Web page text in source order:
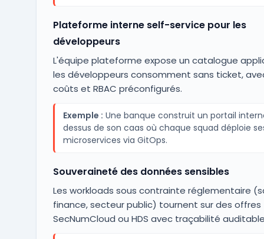
Plateforme interne self-service pour les
développeurs
L'équipe plateforme expose un catalogue
les développeurs consomment sans ticket,
coûts et RBAC préconfigurés.
Exemple : Une banque construit un portail
dessus de son caas où chaque squad déploie
microservices via GitOps.
Souveraineté des données sensibles
Les workloads sous contrainte réglementaire
finance, secteur public) tournent sur des offres
SecNumCloud ou HDS avec traçabilité